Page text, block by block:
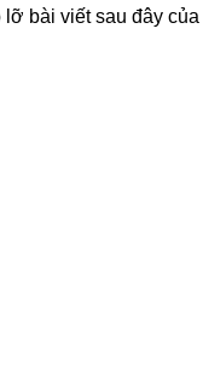
bài viết sau đây của